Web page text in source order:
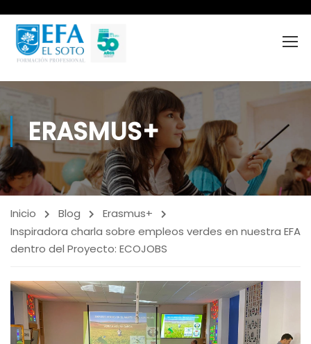
ERASMUS+
Inicio Blog
Erasmus+
Inspiradora charla sobre empleos verdes en nuestra EFA
dentro del Proyecto: ECOJOBS